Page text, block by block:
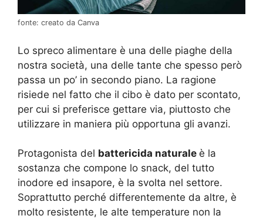
fonte: creato da Canva
Lo spreco alimentare è una delle piaghe della
nostra società, una delle tante che spesso però
passa un po’ in secondo piano. La ragione
risiede nel fatto che il cibo è dato per scontato,
per cui si preferisce gettare via, piuttosto che
utilizzare in maniera più opportuna gli avanzi.
Protagonista del battericida naturale è la
sostanza che compone lo snack, del tutto
inodore ed insapore, è la svolta nel settore.
Soprattutto perché differentemente da altre, è
molto resistente, le alte temperature non la